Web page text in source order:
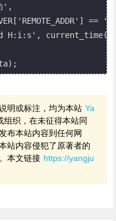
明或标注，均为本站 Ya
组织，在未征得本站同
布本站内容到任何网
站内容侵犯了原著者的
本文链接 https://yangju